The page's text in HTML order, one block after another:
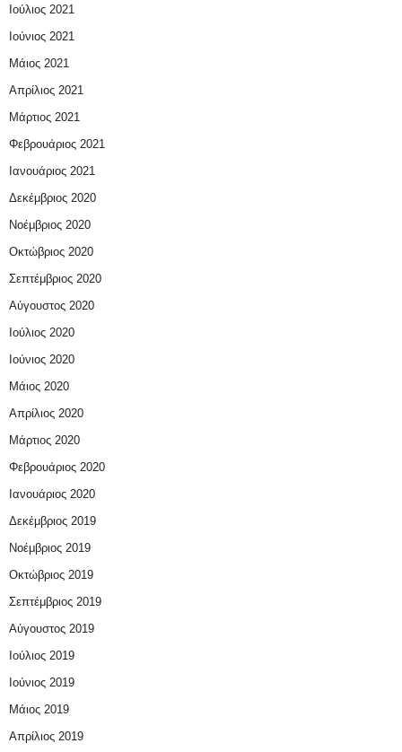
Ιούλιος 2021
Ιούνιος 2021
Μάιος 2021
Απρίλιος 2021
Μάρτιος 2021
Φεβρουάριος 2021
Ιανουάριος 2021
Δεκέμβριος 2020
Νοέμβριος 2020
Οκτώβριος 2020
Σεπτέμβριος 2020
Αύγουστος 2020
Ιούλιος 2020
Ιούνιος 2020
Μάιος 2020
Απρίλιος 2020
Μάρτιος 2020
Φεβρουάριος 2020
Ιανουάριος 2020
Δεκέμβριος 2019
Νοέμβριος 2019
Οκτώβριος 2019
Σεπτέμβριος 2019
Αύγουστος 2019
Ιούλιος 2019
Ιούνιος 2019
Μάιος 2019
Απρίλιος 2019